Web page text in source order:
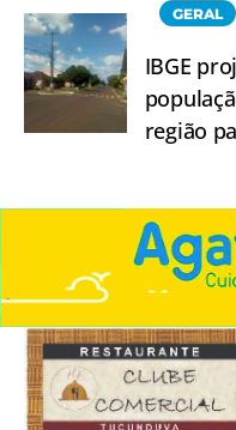
GERAL
IBGE
região